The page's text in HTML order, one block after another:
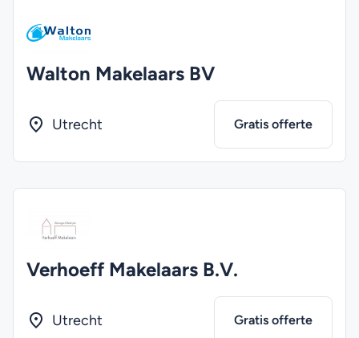
Walton Makelaars BV
Utrecht Gratis offerte
Verhoeff Makelaars B.V.
Utrecht Gratis offerte